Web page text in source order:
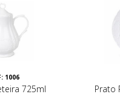
1006
725ml Prato